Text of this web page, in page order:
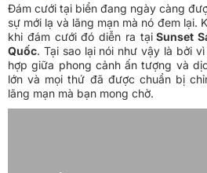
Đám cưới tại biển đang ngày càng
sự mới lạ và lãng mạn mà nó đem lại.
khi đám cưới đó diễn ra tạiSunset
Quốc. Tại sao lại nói như vậy là bởi
hợp giữa phong cảnh ấn tượng và
lớn và mọi thứ đã được chuẩn bị
lãng mạn mà bạn mong chờ.